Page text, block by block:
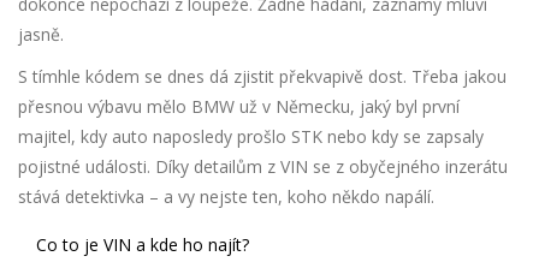
jasně.
S tímhle kódem se dnes dá zjistit překvapivě dost. Třeba jakou
přesnou výbavu mělo BMW už v Německu, jaký byl první
majitel, kdy auto naposledy prošlo STK nebo kdy se zapsaly
pojistné události. Díky detailům z VIN se z obyčejného inzerátu
stává detektivka – a vy nejste ten, koho někdo napálí.
Co to je VIN a kde ho najít?